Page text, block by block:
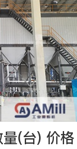
(台) 价格